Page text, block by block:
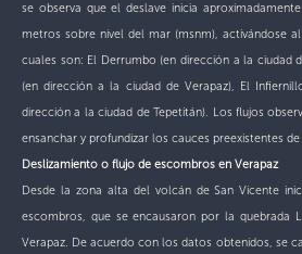
se observa que el deslave inicia
metros sobre nivel del mar (msnm), activándose
cuales son: El Derrumbo (en dirección a la ciudad
(en dirección a la ciudad de Verapaz), El
dirección a la ciudad de Tepetitán). Los flujos
ensanchar y profundizar los cauces preexistentes de
Deslizamiento o flujo de escombros en Verapaz
Desde la zona alta del volcán de San Vicente
escombros, que se encausaron por la quebrada
Verapaz. De acuerdo con los datos obtenidos, se